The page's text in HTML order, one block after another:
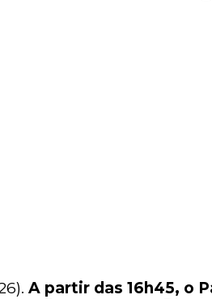
A partir das 16h45, o